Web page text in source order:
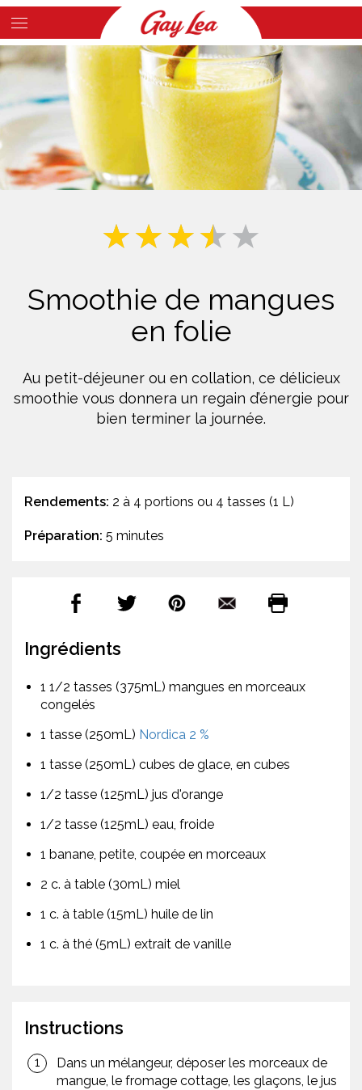
Skip
to
main
content
Main
Content
Smoothie de mangues
en folie
Au petit-déjeuner ou en collation, ce délicieux
smoothie vous donnera un regain d’énergie pour
bien terminer la journée.
Rendements: 2 à 4 portions ou 4 tasses (1 L)
Préparation: 5 minutes
Ingrédients
1 1/2 tasses (375mL) mangues en morceaux
congelés
1 tasse (250mL) Nordica 2 %
1 tasse (250mL) cubes de glace, en cubes
1/2 tasse (125mL) jus d'orange
1/2 tasse (125mL) eau, froide
1 banane, petite, coupée en morceaux
2 c. à table (30mL) miel
1 c. à table (15mL) huile de lin
1 c. à thé (5mL) extrait de vanille
Instructions
Dans un mélangeur, déposer les morceaux de
mangue, le fromage cottage, les glaçons, le jus